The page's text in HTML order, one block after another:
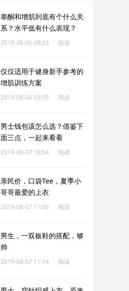
睾酮和增肌到底有个什么关
系？水平低有什么表现？
2019-08-06 09:23
阅读
仅仅适用于健身新手参考的
增肌训练方案
2019-08-06 09:55
阅读
男士钱包该怎么选？借鉴下
面三点，一起来看看
2019-08-07 10:54
阅读
亲民价，口袋Tee，夏季小
哥哥最爱的上衣
2019-08-07 11:06
阅读
男生，一双板鞋的搭配，够
帅
2019-08-07 11:14
阅读